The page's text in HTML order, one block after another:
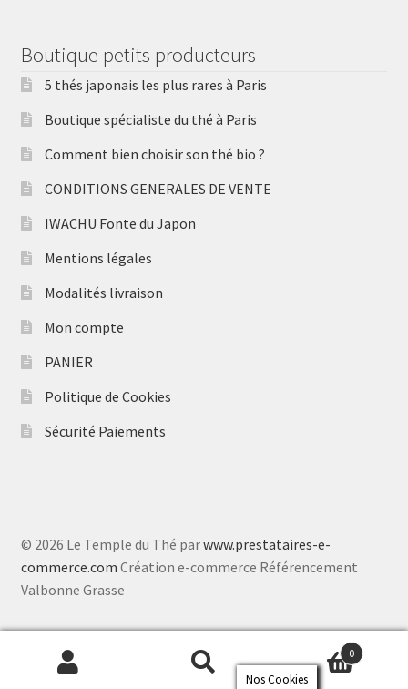
Boutique petits producteurs
5 thés japonais les plus rares à Paris
Boutique spécialiste du thé à Paris
Comment bien choisir son thé bio ?
CONDITIONS GENERALES DE VENTE
IWACHU Fonte du Japon
Mentions légales
Modalités livraison
Mon compte
PANIER
Politique de Cookies
Sécurité Paiements
© 2026 Le Temple du Thé parwww.prestataires-e-
commerce.com Création e-commerce Référencement
Valbonne Grasse
0
Nos Cookies